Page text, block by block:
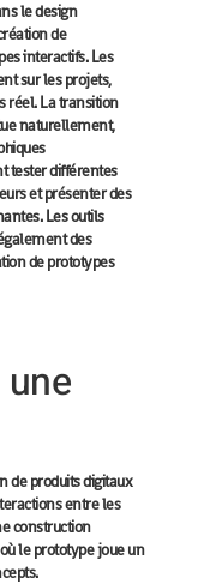
le design
de
interactifs. Les
sur les projets,
réel. La transition
naturellement,
tester différentes
et présenter des
Les outils
des
de prototypes
de produits digitaux
entre les
construction
le prototype joue un